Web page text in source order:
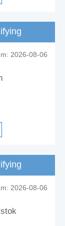
2026-08-06
2026-08-06